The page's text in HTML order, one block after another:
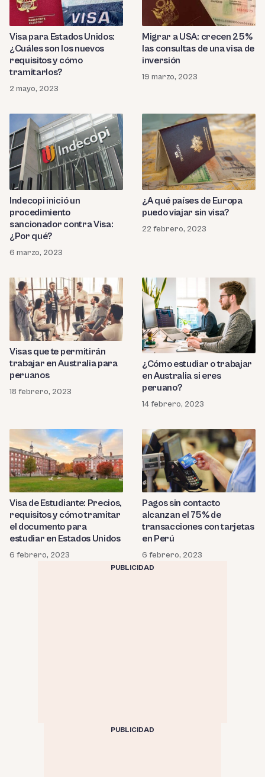
Visa para Estados Unidos:
¿Cuáles son los nuevos
requisitos y cómo
tramitarlos?
2 mayo, 2023
Migrar a USA: crecen 25%
las consultas de una visa de
inversión
19 marzo, 2023
Indecopi inició un
procedimiento
sancionador contra Visa:
¿Por qué?
6 marzo, 2023
¿A qué países de Europa
puedo viajar sin visa?
22 febrero, 2023
Visas que te permitirán
trabajar en Australia para
peruanos
18 febrero, 2023
¿Cómo estudiar o trabajar
en Australia si eres
peruano?
14 febrero, 2023
Visa de Estudiante: Precios,
requisitos y cómo tramitar
el documento para
estudiar en Estados Unidos
6 febrero, 2023
Pagos sin contacto
alcanzan el 75% de
transacciones con tarjetas
en Perú
6 febrero, 2023
PUBLICIDAD
PUBLICIDAD